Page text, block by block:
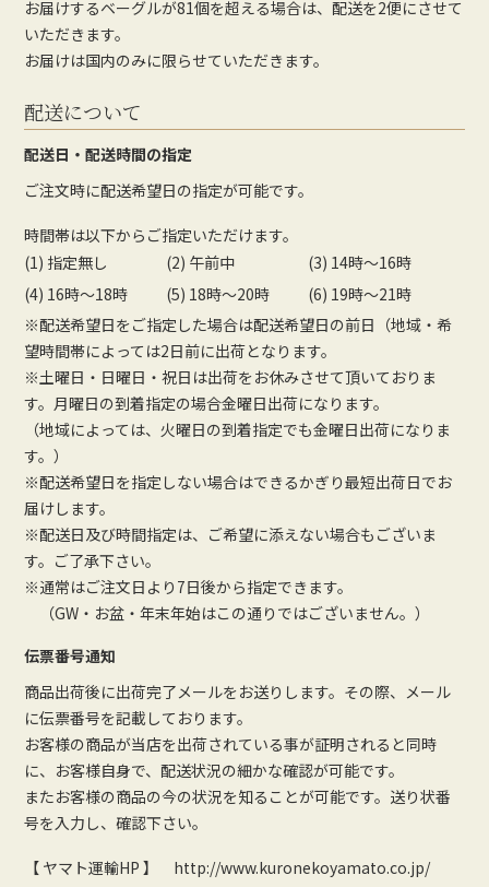
お届けするベーグルが81個を超える場合は、配送を2便にさせて
いただきます。
お届けは国内のみに限らせていただきます。
配送について
配送日・配送時間の指定
ご注文時に配送希望日の指定が可能です。
時間帯は以下からご指定いただけます。
(1) 指定無し
(2) 午前中
(3) 14時～16時
(4) 16時～18時
(5) 18時～20時
(6) 19時～21時
※配送希望日をご指定した場合は配送希望日の前日（地域・希
望時間帯によっては2日前に出荷となります。
※土曜日・日曜日・祝日は出荷をお休みさせて頂いておりま
す。月曜日の到着指定の場合金曜日出荷になります。
（地域によっては、火曜日の到着指定でも金曜日出荷になりま
す。）
※配送希望日を指定しない場合はできるかぎり最短出荷日でお
届けします。
※配送日及び時間指定は、ご希望に添えない場合もございま
す。ご了承下さい。
※通常はご注文日より7日後から指定できます。
（GW・お盆・年末年始はこの通りではございません。）
伝票番号通知
商品出荷後に出荷完了メールをお送りします。その際、メール
に伝票番号を記載しております。
お客様の商品が当店を出荷されている事が証明されると同時
に、お客様自身で、配送状況の細かな確認が可能です。
またお客様の商品の今の状況を知ることが可能です。送り状番
号を入力し、確認下さい。
【 ヤマト運輸HP 】 http://www.kuronekoyamato.co.jp/